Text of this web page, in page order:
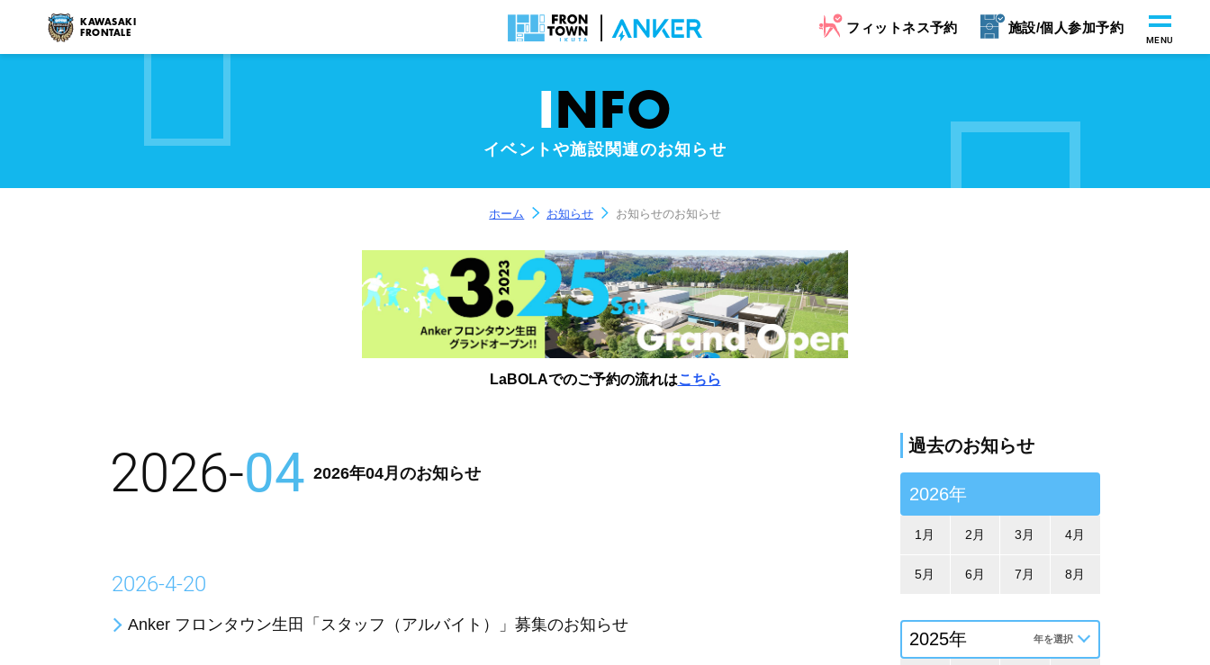
KAWASAKI
FRONTALE
MENU
フィットネス予約 施設/個人参加予約
NFO
イベントや施設関連のお知らせ
ホーム お知らせ お知らせのお知らせ
LaBOLAでのご予約の流れはこちら
2026-04 2026年04月のお知らせ
2026-4-20
Anker フロンタウン生田「スタッフ（アルバイト）」募集のお知らせ
過去のお知らせ
2026年
1月 2月 3月 4月
5月 6月 7月 8月